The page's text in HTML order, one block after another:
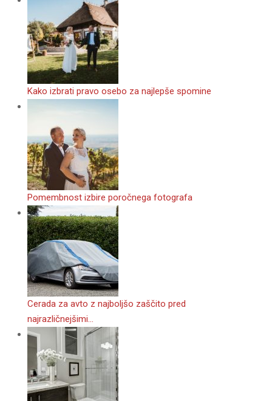
Kako izbrati pravo osebo za najlepše spomine
Pomembnost izbire poročnega fotografa
Cerada za avto z najboljšo zaščito pred
najrazličnejšimi…